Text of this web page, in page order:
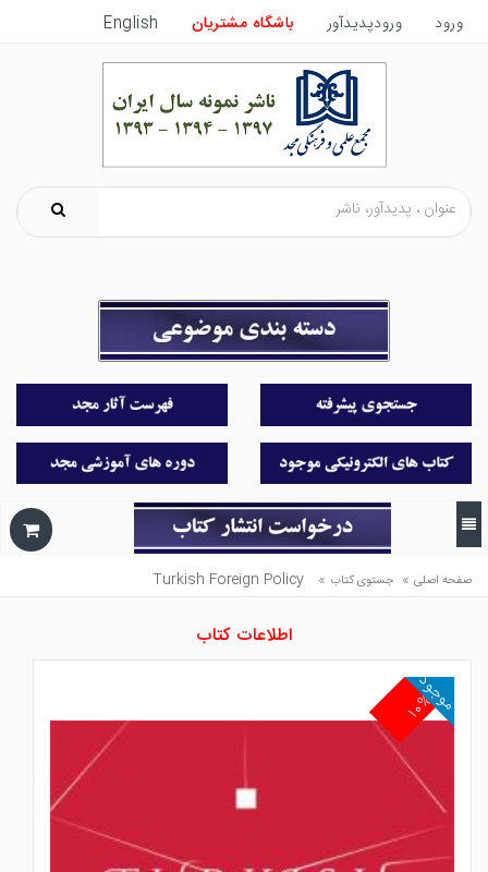
ورود ورودپدیدآور باشگاه مشتریان English
صفحه اصلی » جستوی کتاب »
Turkish Foreign Policy
اطلاعات کتاب
۱۰%
موجود